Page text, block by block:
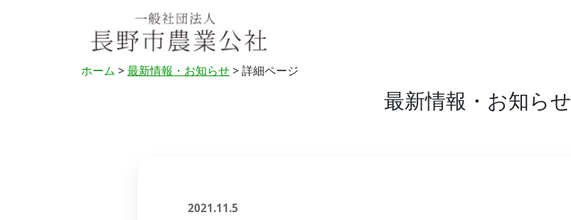
ホーム >最新情報・お知らせ> 詳細ページ
最新情報・お知らせ
2021.11.5